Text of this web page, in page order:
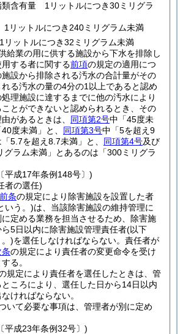
類含有量 1リットルにつき30ミリグラ
リットルにつき240ミリグラム未満
ットルにつき32ミリグラム未満
給業の用に供する施設から下水を排除し
する者に関する前項の規定の適用につ
設から排除される汚水の合計量がその
る汚水の量の4分の1以上であると認め
理施設に達するまでに他の汚水により
とができないと認められるとき、その
があるときは、 同項第2号中「45度未
度未満」と、 同項第3号中「5を超え9
5.7を超え8.7未満」と、 同項第4号及び
グラム未満」とあるのは「300ミリグラ
平成17年条例148号〕)
者の選任)
前条の規定により除害施設を設置した者
いう。)は、当該除害施設の維持管理に
定める業務を担当させるため、除害施
5日以内に除害施設管理責任者(以下
。)を選任しなければならない。 責任者が
条の規定により責任者の変更命令を受け
る。
規定により責任者を選任したときは、管
ころにより、選任した日から14日以内
ければならない。
いて必要な事項は、管理者が別に定め
平成23年条例32号〕)